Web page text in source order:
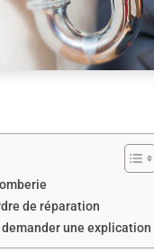
de réparation
une explication